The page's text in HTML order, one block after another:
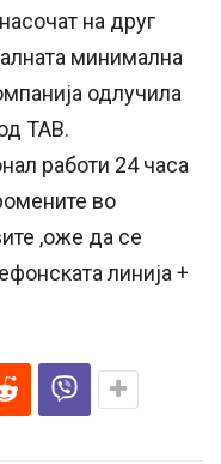
на друг
минимална
одлучила
ТАВ.
работи 24 часа
во
,оже да се
линија +